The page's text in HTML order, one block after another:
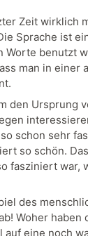
Zeit wirklich
Sprache ist
Worte benutzt
man in einer
den Ursprung
schon sehr
so schön.
fasziniert war,
des
Woher haben
eine noch